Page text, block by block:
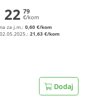
22 79
€/kom
za j.m.:0,60 €/kom
21,63 €/kom
Dodaj